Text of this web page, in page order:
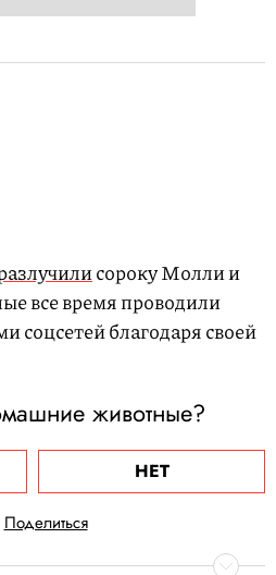
сороку Молли и
все время проводили
соцсетей благодаря своей
животные?
НЕТ
Поделиться